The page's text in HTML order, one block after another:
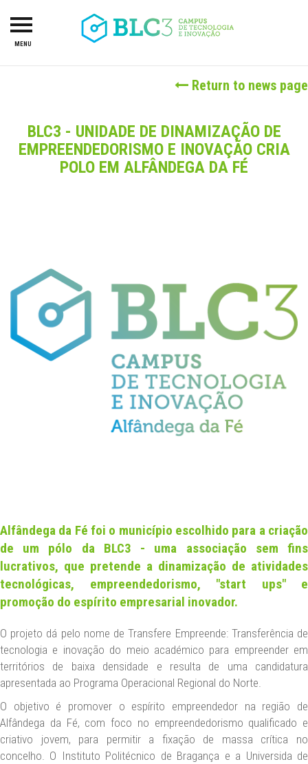
CAMPUS
R&TD
SERVICES
NEWS
CONTACT US
DATA PROTECTION
MENU
Return to news page
BLC3 - UNIDADE DE DINAMIZAÇÃO DE
EMPREENDEDORISMO E INOVAÇÃO CRIA
POLO EM ALFÂNDEGA DA FÉ
Alfândega da Fé foi o município escolhido para a criação
de um pólo da BLC3 - uma associação sem fins
lucrativos, que pretende a dinamização de atividades
tecnológicas, empreendedorismo, "start ups" e
promoção do espírito empresarial inovador.
O projeto dá pelo nome de Transfere Empreende: Transferência de
tecnologia e inovação do meio académico para empreender em
territórios de baixa densidade e resulta de uma candidatura
apresentada ao Programa Operacional Regional do Norte.
O objetivo é promover o espírito empreendedor na região de
Alfândega da Fé, com foco no empreendedorismo qualificado e
criativo jovem, para permitir a fixação de massa crítica no
concelho. O Instituto Politécnico de Bragança e a Universida de